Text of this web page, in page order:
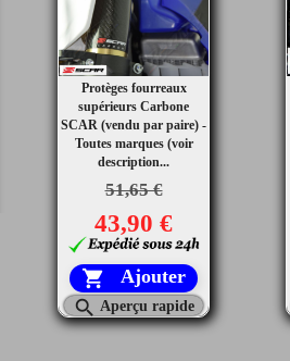
Protèges fourreaux
supérieurs Carbone
SCAR (vendu par paire) -
Toutes marques (voir
description...
51,65 €
43,90 €
 Ajouter
 Aperçu rapide